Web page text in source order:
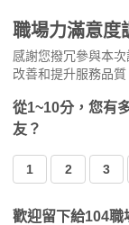
職場力滿意度
感謝您撥冗參與本
改善和提升服務品質
從1~10分，您有
友？
1 2 3
歡迎留下給104職